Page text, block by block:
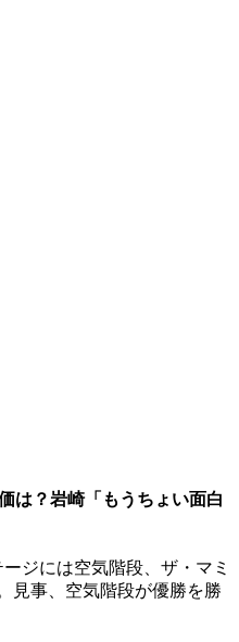
は？岩崎「もうちょい面白
ジには空気階段、ザ・マミ
見事、空気階段が優勝を勝